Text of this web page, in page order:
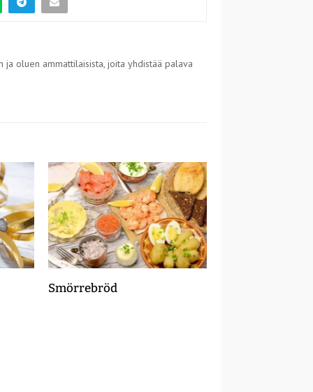
oluen ammattilaisista, joita yhdistää palava
Smörrebröd